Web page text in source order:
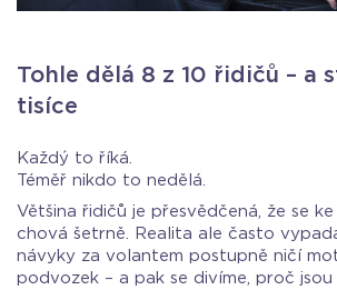
Tohle dělá 8 z 10 řidičů – a
tisíce
Každý to říká.
Téměř nikdo to nedělá.
Většina řidičů je přesvědčená, že se
chová šetrně. Realita ale často
návyky za volantem postupně ničí
podvozek – a pak se divíme, proč